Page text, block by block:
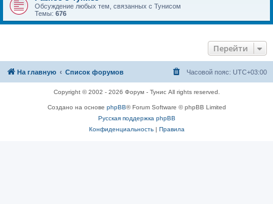
Обсуждение любых тем, связанных с Тунисом
Темы: 676
Перейти
На главную Список форумов Часовой пояс: UTC+03:00
Copyright © 2002 - 2026 Форум - Тунис All rights reserved.
Создано на основе phpBB® Forum Software © phpBB Limited
Русская поддержка phpBB
Конфиденциальность| Правила